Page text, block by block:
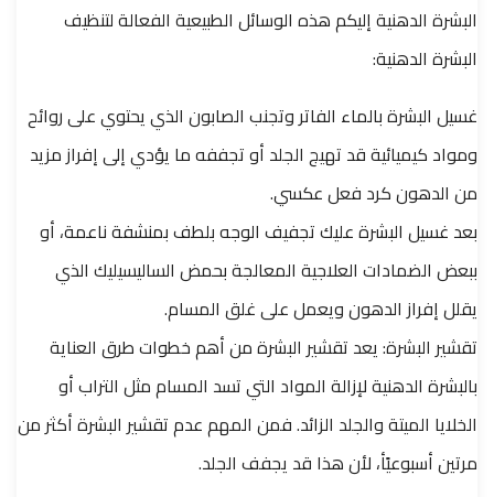
البشرة الدهنية إليكم هذه الوسائل الطبيعية الفعالة لتنظيف
البشرة الدهنية:
غسيل البشرة بالماء الفاتر وتجنب الصابون الذي يحتوي على روائح
ومواد كيميائية قد تهيج الجلد أو تجففه ما يؤدي إلى إفراز مزيد
من الدهون كرد فعل عكسي.
بعد غسيل البشرة عليك تجفيف الوجه بلطف بمنشفة ناعمة، أو
ببعض الضمادات العلاجية المعالجة بحمض الساليسيليك الذي
يقلل إفراز الدهون ويعمل على غلق المسام.
تقشير البشرة: يعد تقشير البشرة من أهم خطوات طرق العناية
بالبشرة الدهنية لإزالة المواد التي تسد المسام مثل التراب أو
الخلايا الميتة والجلد الزائد. فمن المهم عدم تقشير البشرة أكثر من
مرتين أسبوعيًأ، لأن هذا قد يجفف الجلد.